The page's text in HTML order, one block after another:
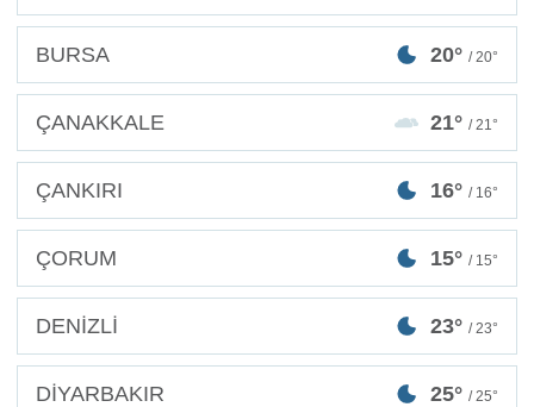
BURSA 20° / 20°
ÇANAKKALE 21° / 21°
ÇANKIRI 16° / 16°
ÇORUM 15° / 15°
DENİZLİ 23° / 23°
DİYARBAKIR 25° / 25°